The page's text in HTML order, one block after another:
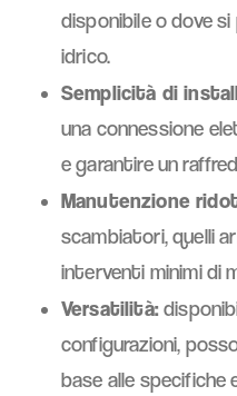
disponibile o dove
idrico.
Semplicità di
una connessione
e garantire un
Manutenzione
scambiatori, quelli
interventi minimi di
Versatilità:
configurazioni,
base alle specifiche